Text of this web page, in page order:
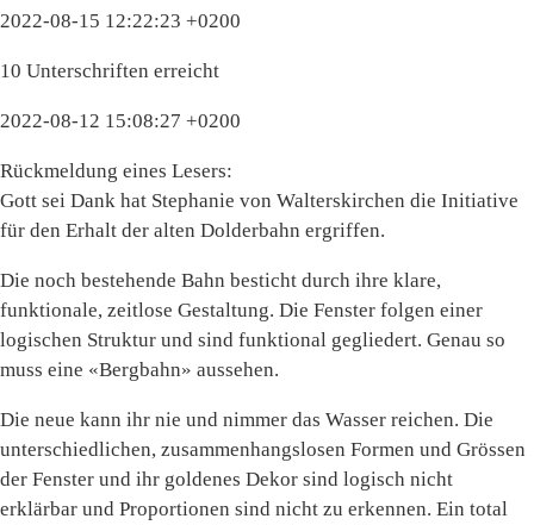
2022-08-15 12:22:23 +0200
10 Unterschriften erreicht
2022-08-12 15:08:27 +0200
Rückmeldung eines Lesers:
Gott sei Dank hat Stephanie von Walterskirchen die Initiative
für den Erhalt der alten Dolderbahn ergriffen.
Die noch bestehende Bahn besticht durch ihre klare,
funktionale, zeitlose Gestaltung. Die Fenster folgen einer
logischen Struktur und sind funktional gegliedert. Genau so
muss eine «Bergbahn» aussehen.
Die neue kann ihr nie und nimmer das Wasser reichen. Die
unterschiedlichen, zusammenhangslosen Formen und Grössen
der Fenster und ihr goldenes Dekor sind logisch nicht
erklärbar und Proportionen sind nicht zu erkennen. Ein total